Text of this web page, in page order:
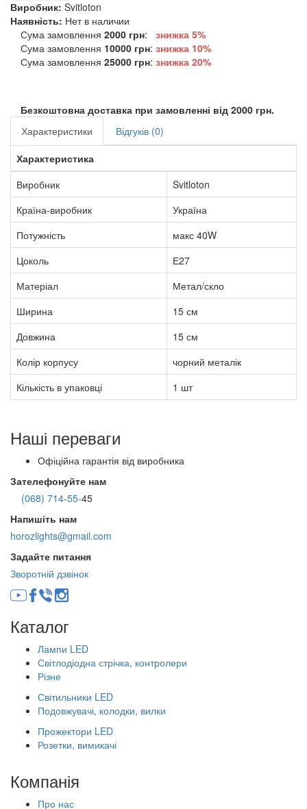
Виробник: Svitloton
Наявність: Нет в наличии
Сума замовлення 2000 грн:
знижка 5%
Сума замовлення 10000 грн: знижка 10%
Сума замовлення 25000 грн: знижка 20%
Безкоштовна доставка при замовленні від 2000 грн.
Характеристики
Відгуків (0)
Характеристика
Виробник
Svitloton
Країна-виробник
Україна
Потужність
макс 40W
Цоколь
Е27
Матеріал
Метал/скло
Ширина
15 см
Довжина
15 см
Колір корпусу
чорний металік
Кількість в упаковці
1 шт
Наші переваги
Офіційна гарантія від виробника
Зателефонуйте нам
(068) 714-55-45
Напишіть нам
horozlights@gmail.com
Задайте питання
Зворотній дзвінок
Каталог
Лампи LED
Світлодіодна стрічка, контролери
Різне
Світильники LED
Подовжувачі, колодки, вилки
Прожектори LED
Розетки, вимикачі
Компанія
Про нас